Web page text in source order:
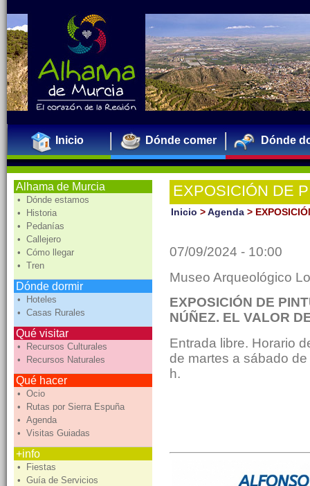
Inicio Dónde comer Dónde
Alhama de Murcia
• Dónde estamos
• Historia
• Pedanías
• Callejero
• Cómo llegar
• Tren
Dónde dormir
• Hoteles
• Casas Rurales
Qué visitar
• Recursos Culturales
• Recursos Naturales
Qué hacer
• Ocio
• Rutas por Sierra Espuña
• Agenda
• Visitas Guiadas
+info
• Fiestas
• Guía de Servicios
EXPOSICIÓN DE
"ALFONSO
Inicio >Agenda >
07/09/2024 - 10:00
Museo Arqueológico
EXPOSICIÓN DE
NÚÑEZ. EL VALOR
Entrada libre. Horario
de martes a sábado
h.